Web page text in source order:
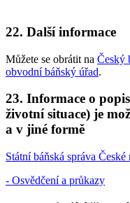
22. Další informace
Můžete se obrátit na Český
obvodní báňský úřad.
23. Informace o
životní situace) je
a v jiné formě
Státní báňská správa
- Osvědčení a průkazy